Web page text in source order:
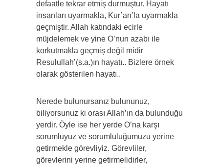
defaatle tekrar etmiş durmuştur. Hayatı
insanları uyarmakla, Kur’an’la uyarmakla
geçmiştir. Allah katındaki ecirle
müjdelemek ve yine O’nun azabı ile
korkutmakla geçmiş değil midir
Resulullah’(s.a.)ın hayatı.. Bizlere örnek
olarak gösterilen hayatı..
Nerede bulunursanız bulununuz,
biliyorsunuz ki orası Allah’ın da bulunduğu
yerdir. Öyle ise her yerde O’na karşı
sorumluyuz ve sorumluluğumuzu yerine
getirmekle görevliyiz. Görevliler,
görevlerini yerine getirmelidirler,